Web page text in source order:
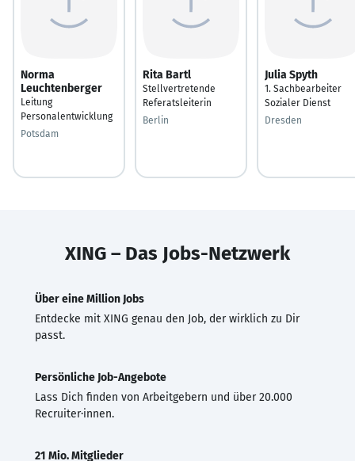
Norma
Leuchtenberger
Leitung
Personalentwicklung
Potsdam
Rita Bartl
Stellvertretende
Referatsleiterin
Berlin
Julia Spyth
1. Sachbearbeiter
Sozialer Dienst
Dresden
XING – Das Jobs-Netzwerk
Über eine Million Jobs
Entdecke mit XING genau den Job, der wirklich zu Dir
passt.
Persönliche Job-Angebote
Lass Dich finden von Arbeitgebern und über 20.000
Recruiter·innen.
21 Mio. Mitglieder